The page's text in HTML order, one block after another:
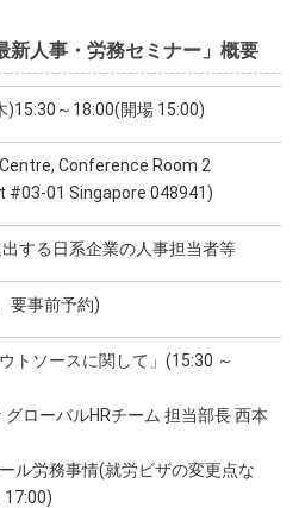
新人事・労務セミナー」概要
)15:30～18:00(開場 15:00)
Conference Room 2
#03-01 Singapore 048941)
する日系企業の人事担当者等
要事前予約)
トソースに関して」(15:30 ～
ローバルHRチーム 担当部長 西本
ル労務事情(就労ビザの変更点な
17:00)